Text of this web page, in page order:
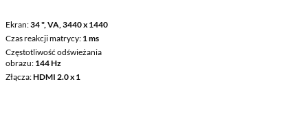
Ekran 34 ", VA, 3440 x 1440
Czas reakcji matrycy 1 ms
Częstotliwość odświeżania
obrazu 144 Hz
Złącza HDMI 2.0 x 1